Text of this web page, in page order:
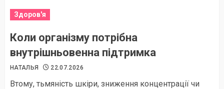
Здоров'я
Коли організму потрібна
внутрішньовенна підтримка
НАТАЛЬЯ 22.07.2026
Втому, тьмяність шкіри, зниження концентрації чи